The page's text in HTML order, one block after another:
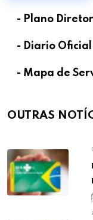
- Plano Diretor
- Diario Oficial
- Mapa de
OUTRAS